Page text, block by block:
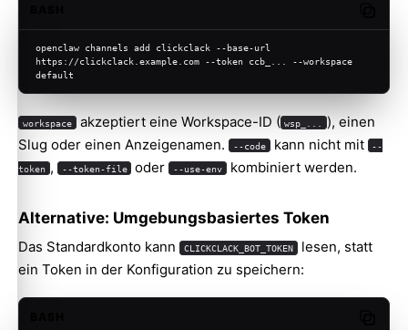
openclaw channels add clickclack --base-url
https://clickclack.example.com --token ccb_... --workspace
default
workspace akzeptiert eine Workspace-ID ( wsp_...
), einen
Slug oder einen Anzeigenamen.
--code kann nicht mit --
token , --token-file oder --use-env kombiniert werden.
Alternative: Umgebungsbasiertes Token
Das Standardkonto kann CLICKCLACK_BOT_TOKEN lesen, statt
ein Token in der Konfiguration zu speichern: